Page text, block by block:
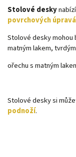
Stolové desky
povrchových
Stolové desky
matným lakem,
ořechu s matným
Stolové desky si
podnoží.